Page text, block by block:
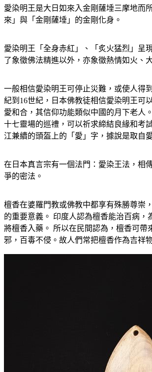
愛染明王是大日如來入金剛薩埵三摩地而
來」與「金剛薩埵」的金剛化身。
愛染明王「全身赤紅」、「炙火猛烈」呈
了象徵佛法精進以外，亦象徵熱情如火、
一般相信愛染明王可停止災難，或使人得
紀到16世紀，日本佛教徒相信愛染明王可
愛和合，其信仰功能類似中國的月下老人
十七靈場的巡禮，可以祈求締結良緣和考
江兼續的頭盔上的「愛」字，據說是取自
在日本真言宗有一個法門：愛染王法，相
爭的密法。
檀香在婆羅門教或佛教中都享有殊勝尊崇
的重要意義。 印度人認為檀香能治百病，
將檀香入藥。 所以在民間認為，檀香可帶
邪，百毒不侵。故人們常把檀香作為吉祥